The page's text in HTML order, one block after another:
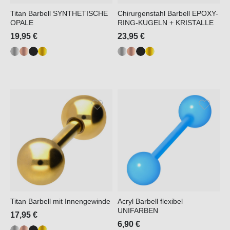
Titan Barbell SYNTHETISCHE
OPALE
19,95 €
Chirurgenstahl Barbell EPOXY-
RING-KUGELN + KRISTALLE
23,95 €
Titan Barbell mit Innengewinde
17,95 €
Acryl Barbell flexibel
UNIFARBEN
6,90 €